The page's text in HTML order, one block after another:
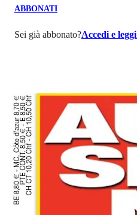
ABBONATI
Sei già abbonato?Accedi e leggi